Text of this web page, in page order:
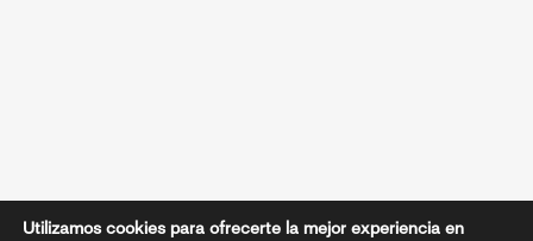
Utilizamos cookies para ofrecerte la mejor experiencia en